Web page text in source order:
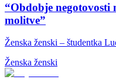
“Obdobje negotovosti
molitve”
Ženska ženski – študentka
Ženska ženski